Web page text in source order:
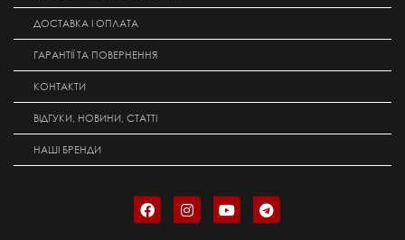
ДОСТАВКА І ОПЛАТА
ГАРАНТІЇ ТА ПОВЕРНЕННЯ
КОНТАКТИ
ВІДГУКИ, НОВИНИ, СТАТТІ
НАШІ БРЕНДИ